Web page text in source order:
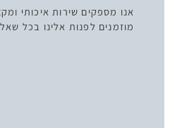
אנו מספקים שירות איכותי
מוזמנים לפנות אלינו בכל